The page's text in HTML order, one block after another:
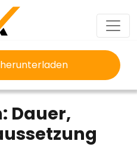
KOCH STUDIUM
Dauer,